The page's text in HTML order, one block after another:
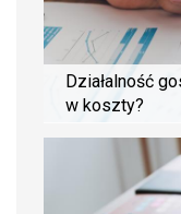
Działalność
w koszty?